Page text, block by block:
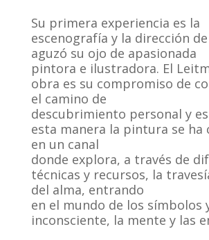
Su primera experiencia es la
escenografía y la dirección
aguzó su ojo de apasionada
pintora e ilustradora. El
obra es su compromiso de
el camino de
descubrimiento personal y
esta manera la pintura se ha
en un canal
donde explora, a través de
técnicas y recursos, la
del alma, entrando
en el mundo de los símbolos
inconsciente, la mente y las